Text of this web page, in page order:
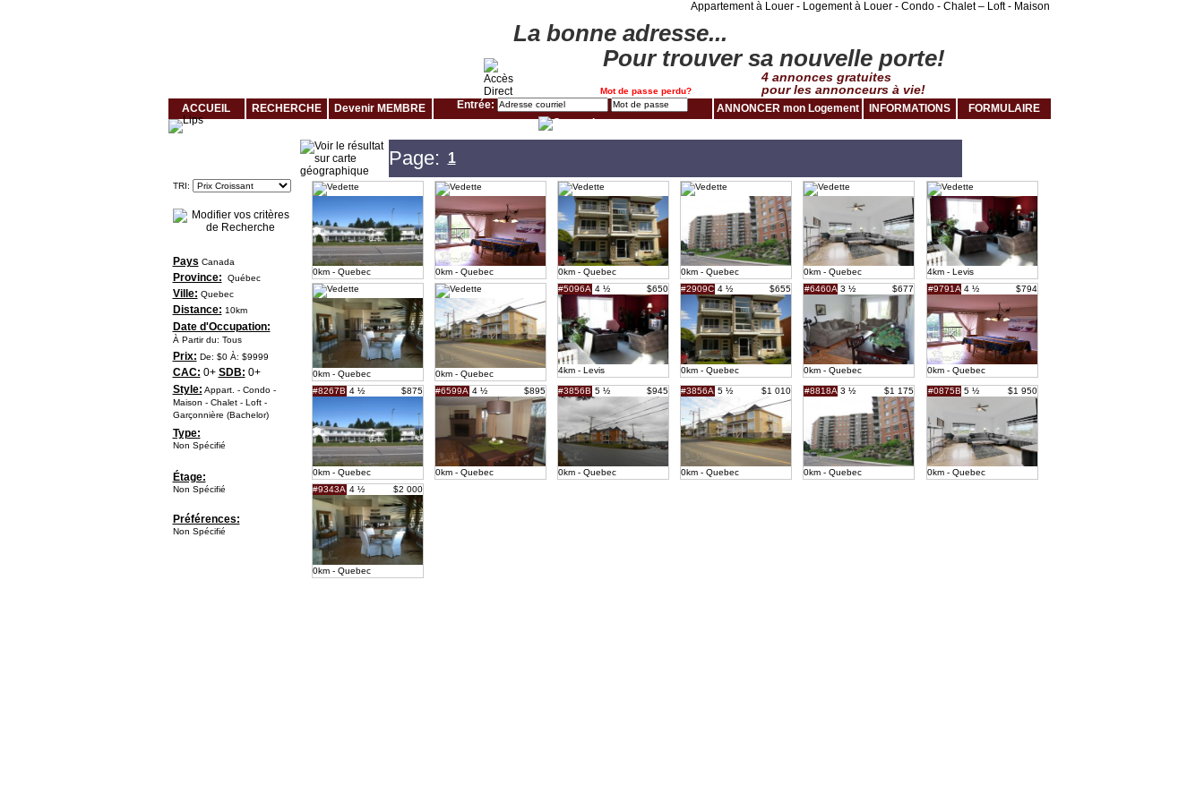
Appartement à Louer - Logement à Louer - Condo - Chalet – Loft - Maison
Mot de passe perdu?
La bonne adresse...
Pour trouver sa nouvelle porte!
4 annonces gratuites
pour les annonceurs à vie!
ACCUEIL RECHERCHE Devenir MEMBRE Entrée: ANNONCER mon Logement INFORMATIONS FORMULAIRE
TRI:
Pays Canada
Province: Québec
Ville: Quebec
Distance: 10km
Date d'Occupation:
À Partir du: Tous
Prix: De: $0 À: $9999
CAC: 0+ SDB: 0+
Style: Appart. - Condo -
Maison - Chalet - Loft -
Garçonnière (Bachelor)
Type:
Non Spécifié
Étage:
Non Spécifié
Préférences:
Non Spécifié
Page: 1
0km - Quebec 0km - Quebec 0km - Quebec 0km - Quebec 0km - Quebec 4km - Levis
0km - Quebec 0km - Quebec
#5096A 4 ½ $650
4km - Levis
#2909C 4 ½ $655
0km - Quebec
#6460A 3 ½ $677
0km - Quebec
#9791A 4 ½ $794
0km - Quebec
#8267B 4 ½ $875
0km - Quebec
#6599A 4 ½ $895
0km - Quebec
#3856B 5 ½ $945
0km - Quebec
#3856A 5 ½ $1 010
0km - Quebec
#8818A 3 ½ $1 175
0km - Quebec
#0875B 5 ½ $1 950
0km - Quebec
#9343A 4 ½ $2 000
0km - Quebec